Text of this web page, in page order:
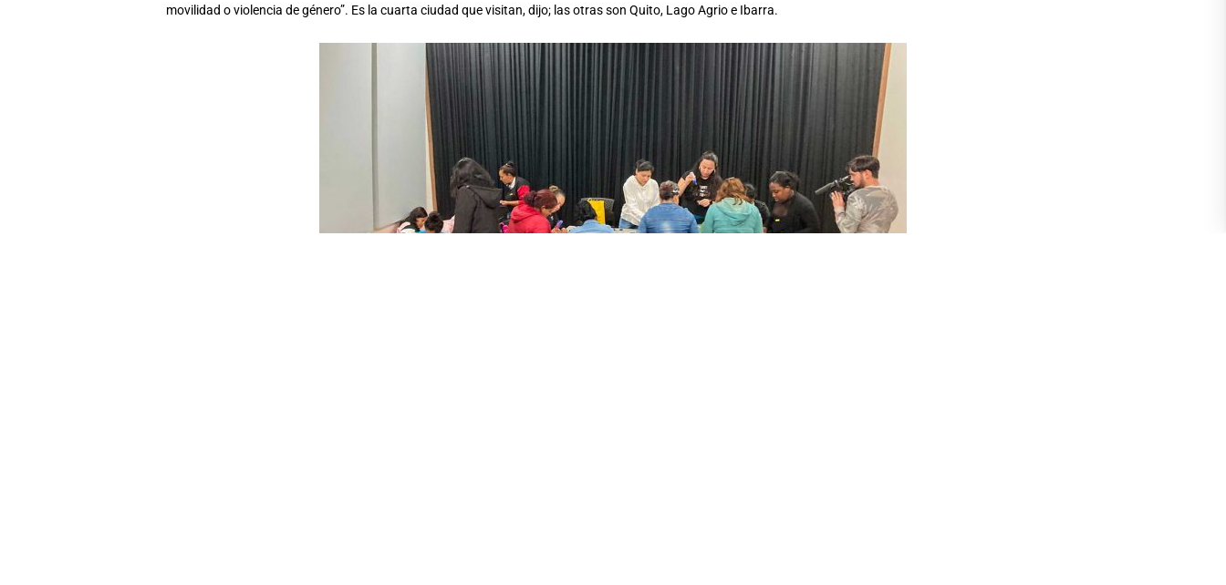
movilidad o violencia de género”. Es la cuarta ciudad que visitan, dijo; las otras son Quito, Lago Agrio e Ibarra.